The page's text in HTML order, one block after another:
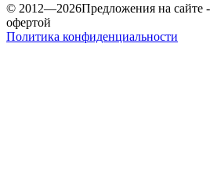
© 2012—2026Предложения на сайте
офертой
Политика конфиденциальности